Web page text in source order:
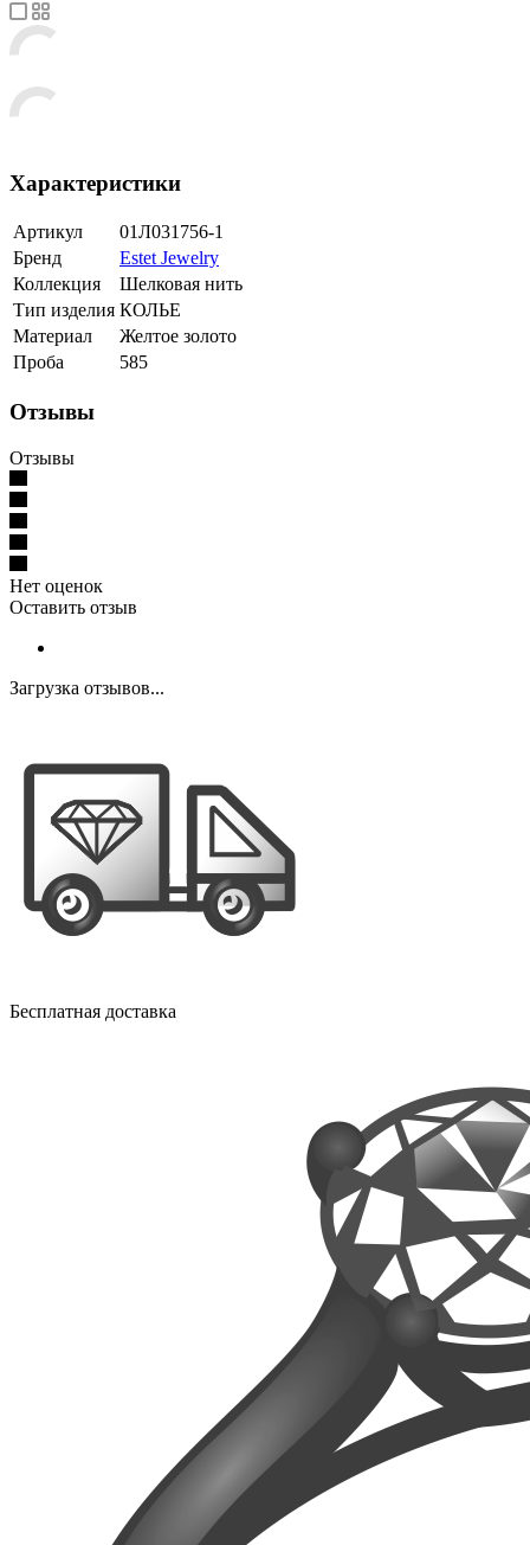
Характеристики
Артикул
01Л031756-1
Бренд
Estet Jewelry
Коллекция
Шелковая нить
Тип изделия КОЛЬЕ
Материал
Желтое золото
Проба
585
Отзывы
Отзывы
Нет оценок
Оставить отзыв
Загрузка отзывов...
Бесплатная доставка